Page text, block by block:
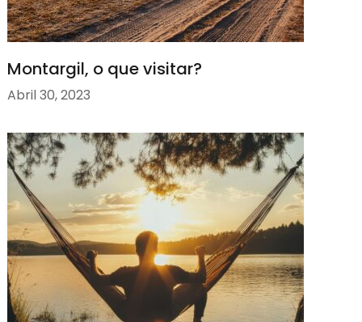
Montargil, o que visitar?
Abril 30, 2023